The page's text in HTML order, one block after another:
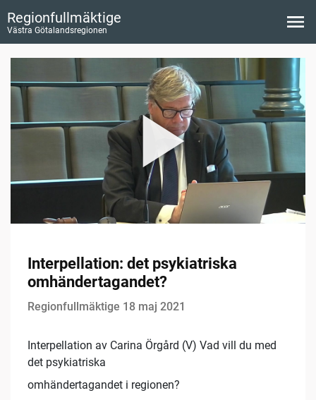
Regionfullmäktige
Västra Götalandsregionen
Interpellation: det psykiatriska
omhändertagandet?
Regionfullmäktige 18 maj 2021
Interpellation av Carina Örgård (V) Vad vill du med
det psykiatriska
omhändertagandet i regionen?